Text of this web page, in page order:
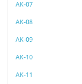
AK-07
AK-08
AK-09
AK-10
AK-11